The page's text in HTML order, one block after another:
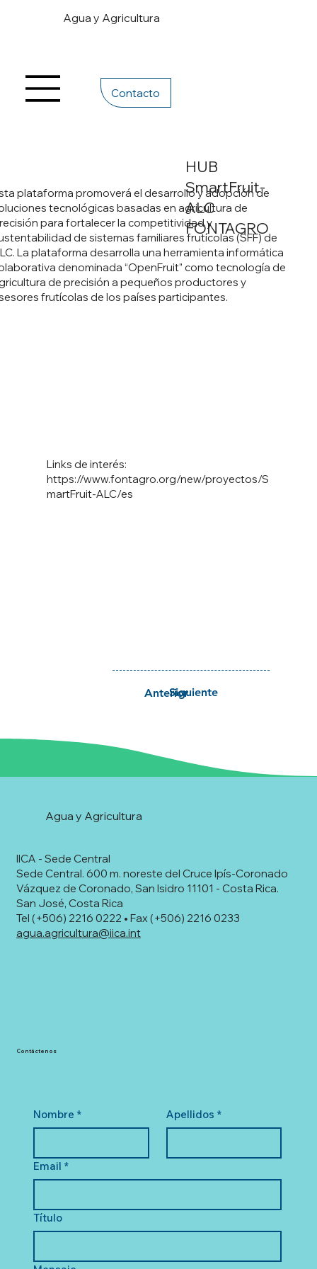
Agua y Agricultura
Contacto
HUB
SmartFruit-
ALC
FONTAGRO
plataforma promoverá el desarrollo y adopción de
tecnológicas basadas en agricultura de
para fortalecer la competitividad y
de sistemas familiares frutícolas (SFF) de
La plataforma desarrolla una herramienta informática
denominada “OpenFruit” como tecnología de
de precisión a pequeños productores y
frutícolas de los países participantes.
https://www.fontagro.org/new/proyectos/S
martFruit-ALC/es
Links de interés:
Siguiente
Anterior
IICA - Sede Central
Sede Central. 600 m. noreste del Cruce Ipís-Coronado
Vázquez de Coronado, San Isidro 11101 - Costa Rica.
San José, Costa Rica
Tel (+506) 2216 0222 • Fax (+506) 2216 0233
agua.agricultura@iica.int
Agua y Agricultura
Nombre * Apellidos *
Email *
Título
Contáctenos